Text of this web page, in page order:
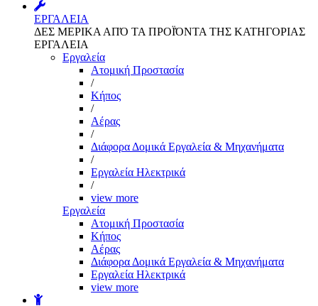
ΕΡΓΑΛΕΙΑ
ΔΕΣ ΜΕΡΙΚΑ ΑΠΌ ΤΑ ΠΡΟΪΌΝΤΑ ΤΗΣ ΚΑΤΗΓΟΡΙΑΣ
ΕΡΓΑΛΕΙΑ
Εργαλεία
Aτομική Προστασία
/
Kήπος
/
Αέρας
/
Διάφορα Δομικά Εργαλεία & Μηχανήματα
/
Εργαλεία Ηλεκτρικά
/
view more
Εργαλεία
Aτομική Προστασία
Kήπος
Αέρας
Διάφορα Δομικά Εργαλεία & Μηχανήματα
Εργαλεία Ηλεκτρικά
view more